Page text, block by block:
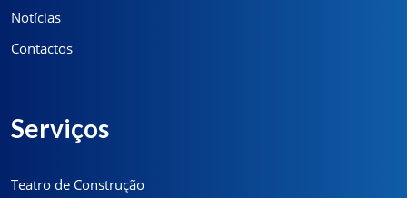
Notícias
Contactos
Serviços
Teatro de Construção